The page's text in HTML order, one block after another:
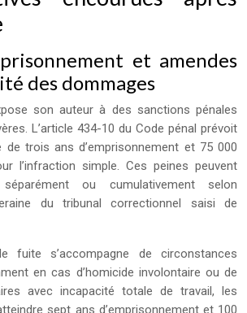
et amendes
des dommages
son auteur à des sanctions pénales
L’article 434-10 du Code pénal prévoit
de trois ans d’emprisonnement et 75 000
l’infraction simple. Ces peines peuvent
ou cumulativement selon
du tribunal correctionnel saisi de
fuite s’accompagne de circonstances
en cas d’homicide involontaire ou de
avec incapacité totale de travail, les
sept ans d’emprisonnement et 100